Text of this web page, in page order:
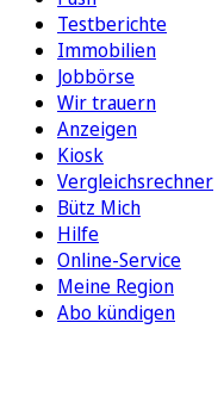
Testberichte
Immobilien
Jobbörse
Wir trauern
Anzeigen
Kiosk
Vergleichsrechner
Bütz Mich
Hilfe
Online-Service
Meine Region
Abo kündigen